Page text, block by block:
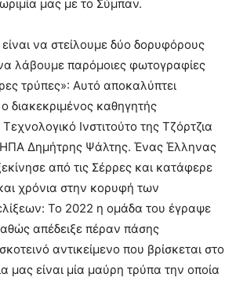
μας με το Σύμπαν.
να στείλουμε δύο δορυφόρους
λάβουμε παρόμοιες φωτογραφίες
τρύπες»: Αυτό αποκαλύπτει
ο διακεκριμένος καθηγητής
Ινστιτούτο της Τζόρτζια
Δημήτρης Ψάλτης. Ένας Έλληνας
από τις Σέρρες και κατάφερε
χρόνια στην κορυφή των
Το 2022 η ομάδα του έγραψε
απέδειξε πέραν πάσης
αντικείμενο που βρίσκεται στο
μας είναι μία μαύρη τρύπα την οποία